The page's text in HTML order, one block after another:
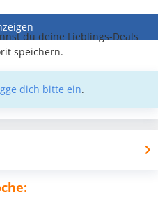
du deine Lieblings-Deals
speichern.
dich bitte ein.